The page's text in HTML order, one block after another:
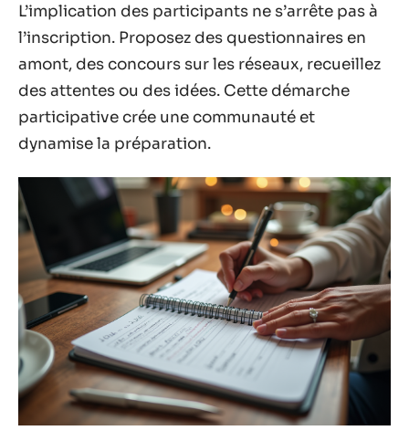
L’implication des participants ne s’arrête pas à
l’inscription. Proposez des questionnaires en
amont, des concours sur les réseaux, recueillez
des attentes ou des idées. Cette démarche
participative crée une communauté et
dynamise la préparation.